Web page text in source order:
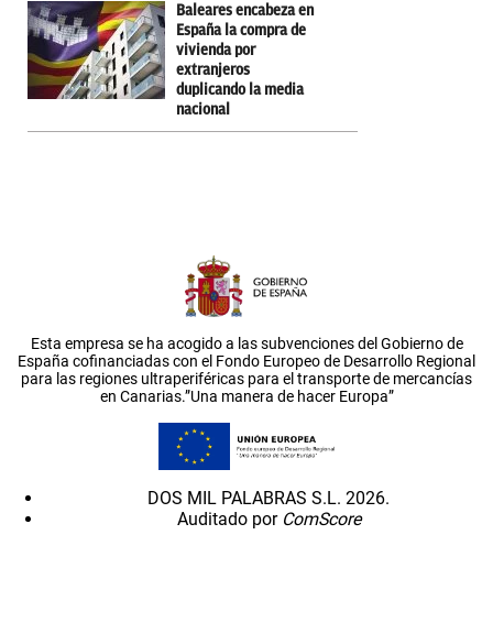
Baleares encabeza en
España la compra de
vivienda por
extranjeros
duplicando la media
nacional
Esta empresa se ha acogido a las subvenciones del Gobierno de
España cofinanciadas con el Fondo Europeo de Desarrollo Regional
para las regiones ultraperiféricas para el transporte de mercancías
en Canarias.”Una manera de hacer Europa”
DOS MIL PALABRAS S.L. 2026.
Auditado por ComScore